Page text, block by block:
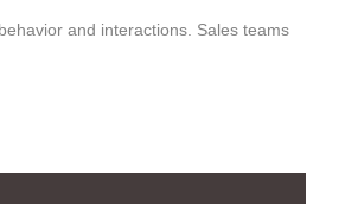
and interactions. Sales teams